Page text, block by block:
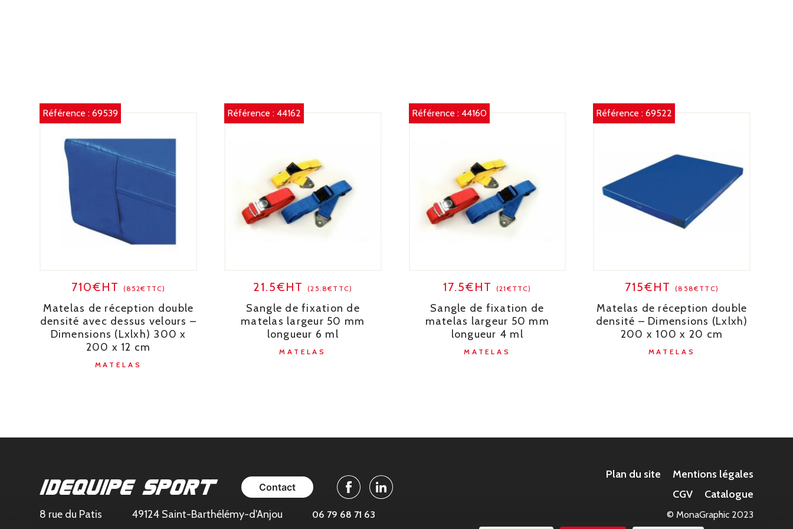
Référence :69539
710€HT (852€TTC)
Matelas de réception double
densité avec dessus velours –
Dimensions (Lxlxh) 300 x
200 x 12 cm
MATELAS
Référence : 44162
21.5€HT(25.8€TTC)
Sangle de fixation de
matelas largeur 50 mm
longueur 6 ml
MATELAS
Référence : 44160
17.5€HT(21€TTC)
Sangle de fixation de
matelas largeur 50 mm
longueur 4 ml
MATELAS
Référence :69522
715€HT(858€TTC)
Matelas de réception double
densité – Dimensions (Lxlxh)
200 x 100 x 20 cm
MATELAS
Contact FacebookLinkedin
Plan du site
Mentions légales
CGV
Catalogue
8 rue du Patis
49124 Saint-Barthélémy-d'Anjou 06 79 68 71 63 © MonaGraphic 2023